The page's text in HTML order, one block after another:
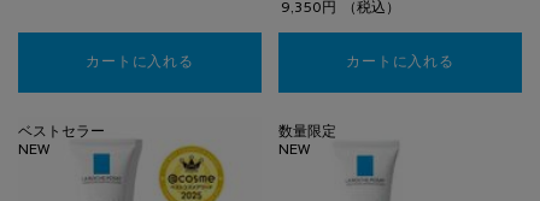
カートに入れる 【美容液】エファクラ ピールケア セラム
9,350円 （税込）
カートに入れる
ベストセラー
NEW
数量限定
NEW